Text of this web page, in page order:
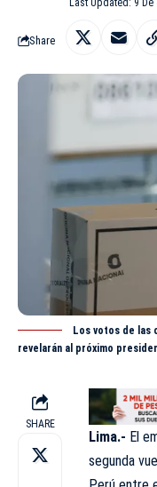
Last Updated: 9 De
Share
Los votos de las
revelarán al próximo
SHARE
Lima.- El
segunda